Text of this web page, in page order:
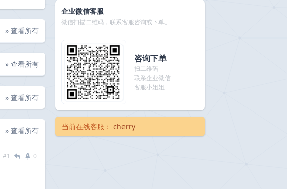
» 查看所有
» 查看所有
» 查看所有
» 查看所有
#1 0
企业微信客服
微信扫描二维码，联系客服咨询或下单。
咨询下单
扫二维码
联系企业微信
客服小姐姐
当前在线客服： cherry